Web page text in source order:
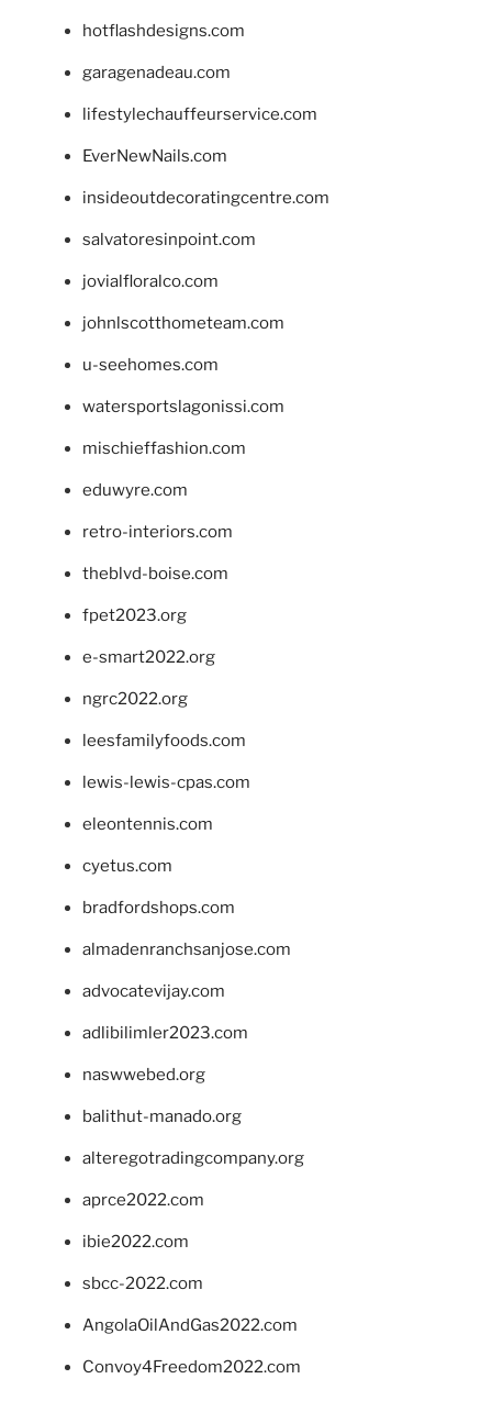
hotflashdesigns.com
garagenadeau.com
lifestylechauffeurservice.com
EverNewNails.com
insideoutdecoratingcentre.com
salvatoresinpoint.com
jovialfloralco.com
johnlscotthometeam.com
u-seehomes.com
watersportslagonissi.com
mischieffashion.com
eduwyre.com
retro-interiors.com
theblvd-boise.com
fpet2023.org
e-smart2022.org
ngrc2022.org
leesfamilyfoods.com
lewis-lewis-cpas.com
eleontennis.com
cyetus.com
bradfordshops.com
almadenranchsanjose.com
advocatevijay.com
adlibilimler2023.com
naswwebed.org
balithut-manado.org
alteregotradingcompany.org
aprce2022.com
ibie2022.com
sbcc-2022.com
AngolaOilAndGas2022.com
Convoy4Freedom2022.com